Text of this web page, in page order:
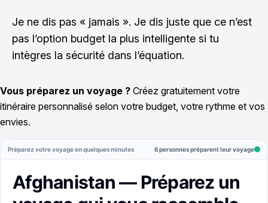
Je ne dis pas « jamais ». Je dis juste que ce n’est
pas l’option budget la plus intelligente si tu
intègres la sécurité dans l’équation.
Vous préparez un voyage ? Créez gratuitement votre
itinéraire personnalisé selon votre budget, votre rythme et vos
envies.